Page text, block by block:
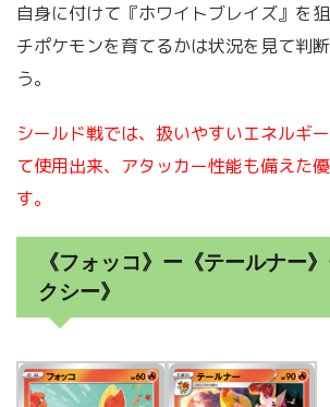
自身に付けて『ホワイトブレイズ』を
チポケモンを育てるかは状況を見て判
う。
シールド戦では、扱いやすいエネルギ
て使用出来、アタッカー性能も備えた
す。
《フォッコ》ー《テールナー
クシー》